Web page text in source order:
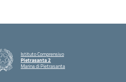
Istituto Comprensivo
Pietrasanta 2
Marina di Pietrasanta